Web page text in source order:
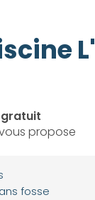
gratuit
propose
fosse